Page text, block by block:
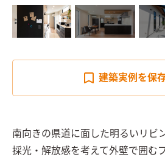
建築実例を保
南向きの県道に面した明るいリビ
採光・解放感を考えて外壁で囲む